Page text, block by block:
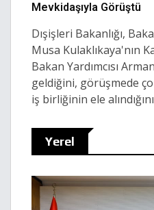
Mevkidaşıyla Görüştü
Dışişleri Bakanlığı,
Musa Kulaklıkaya'nın
Bakan Yardımcısı
geldiğini, görüşmede
iş birliğinin ele
Yerel